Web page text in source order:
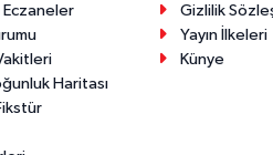
Haritası
Gizlilik
Yayın İlkeleri
Künye